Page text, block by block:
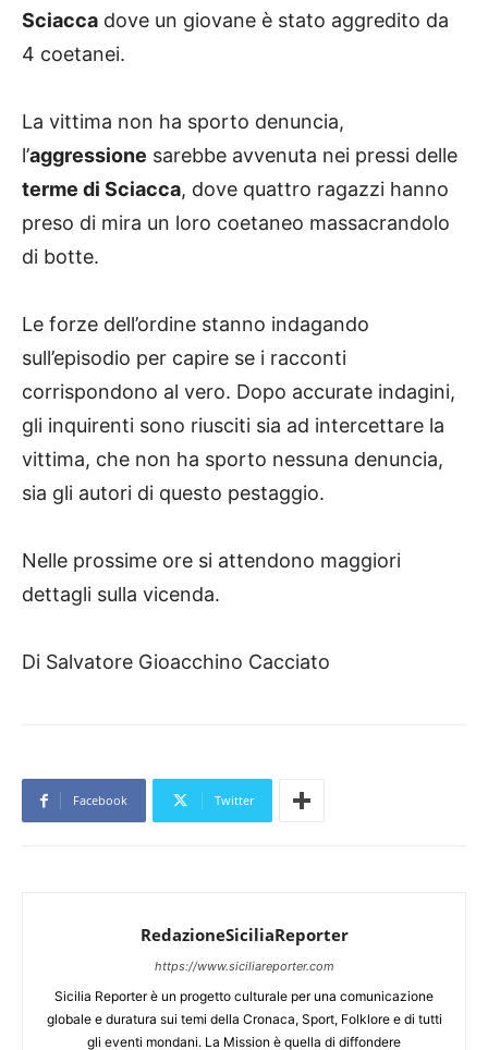
Sciacca dove un giovane è stato aggredito da
4 coetanei.
La vittima non ha sporto denuncia,
l’aggressione sarebbe avvenuta nei pressi delle
terme di Sciacca, dove quattro ragazzi hanno
preso di mira un loro coetaneo massacrandolo
di botte.
Le forze dell’ordine stanno indagando
sull’episodio per capire se i racconti
corrispondono al vero. Dopo accurate indagini,
gli inquirenti sono riusciti sia ad intercettare la
vittima, che non ha sporto nessuna denuncia,
sia gli autori di questo pestaggio.
Nelle prossime ore si attendono maggiori
dettagli sulla vicenda.
Di Salvatore Gioacchino Cacciato
Facebook Twitter
RedazioneSiciliaReporter
https://www.siciliareporter.com
Sicilia Reporter è un progetto culturale per una comunicazione
globale e duratura sui temi della Cronaca, Sport, Folklore e di tutti
gli eventi mondani. La Mission è quella di diffondere